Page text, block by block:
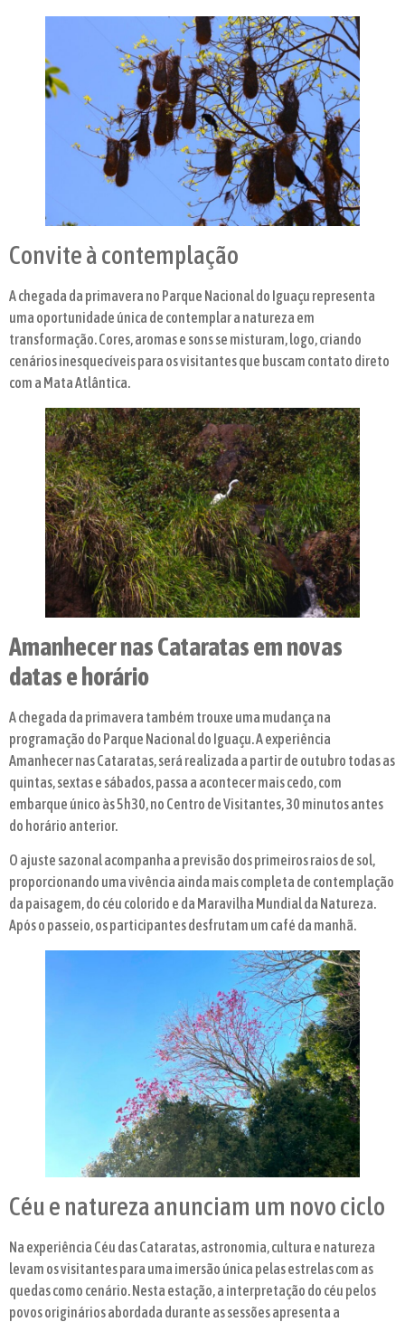
Convite à contemplação
A chegada da primavera no Parque Nacional do Iguaçu representa
uma oportunidade única de contemplar a natureza em
transformação. Cores, aromas e sons se misturam, logo, criando
cenários inesquecíveis para os visitantes que buscam contato direto
com a Mata Atlântica.
Amanhecer nas Cataratas em novas
datas e horário
A chegada da primavera também trouxe uma mudança na
programação do Parque Nacional do Iguaçu. A experiência
Amanhecer nas Cataratas, será realizada a partir de outubro todas as
quintas, sextas e sábados, passa a acontecer mais cedo, com
embarque único às 5h30, no Centro de Visitantes, 30 minutos antes
do horário anterior.
O ajuste sazonal acompanha a previsão dos primeiros raios de sol,
proporcionando uma vivência ainda mais completa de contemplação
da paisagem, do céu colorido e da Maravilha Mundial da Natureza.
Após o passeio, os participantes desfrutam um café da manhã.
Céu e natureza anunciam um novo ciclo
Na experiência Céu das Cataratas, astronomia, cultura e natureza
levam os visitantes para uma imersão única pelas estrelas com as
quedas como cenário. Nesta estação, a interpretação do céu pelos
povos originários abordada durante as sessões apresenta a